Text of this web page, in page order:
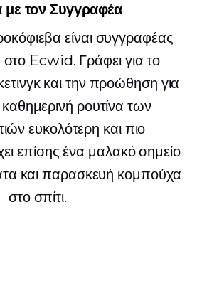
με τον Συγγραφέα
είναι συγγραφέας
στο Ecwid. Γράφει για το
και την προώθηση για
ρουτίνα των
ευκολότερη και πιο
επίσης ένα μαλακό σημείο
και παρασκευή κομπούχα
στο σπίτι.